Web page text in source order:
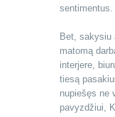
sentimentus.
Bet, sakysiu
matomą
interjere,
tiesą
nupiešęs ne
pavyzdžiui,